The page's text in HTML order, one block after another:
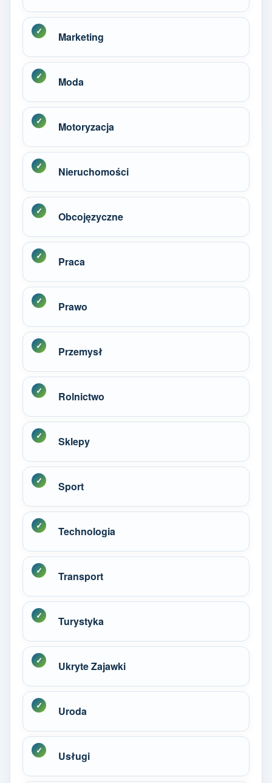
Marketing
Moda
Motoryzacja
Nieruchomości
Obcojęzyczne
Praca
Prawo
Przemysł
Rolnictwo
Sklepy
Sport
Technologia
Transport
Turystyka
Ukryte Zajawki
Uroda
Usługi